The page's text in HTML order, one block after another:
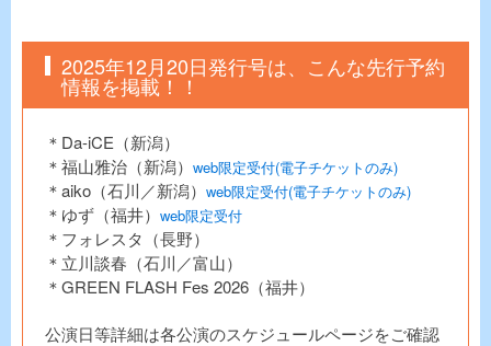
2025年12月20日発行号は、こんな先行予約
情報を掲載！！
＊Da-iCE（新潟）
＊福山雅治（新潟） web限定受付(電子チケットのみ)
＊aiko（石川／新潟） web限定受付(電子チケットのみ)
＊ゆず（福井） web限定受付
＊フォレスタ（長野）
＊立川談春（石川／富山）
＊GREEN FLASH Fes 2026（福井）
公演日等詳細は各公演のスケジュールページをご確認